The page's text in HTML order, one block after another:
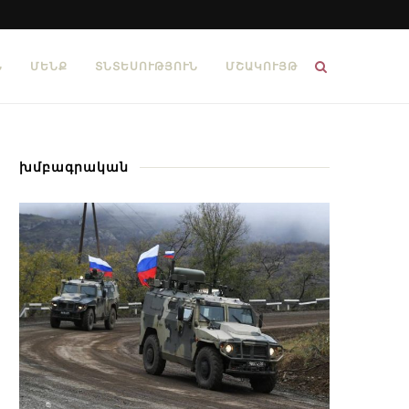
ՄԵՆՔ ՏՆՏԵՍՈՒԹՅՈՒՆ ՄՇԱԿՈՒՅԹ
խմբագրական